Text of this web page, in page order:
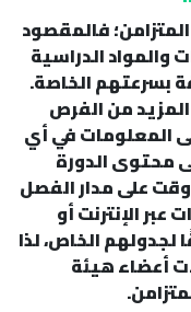
المتزامن؛ فالمقصود
والمواد الدراسية
بسرعتهم الخاصة.
من الفرص
المعلومات في أي
محتوى الدورة
وقت على مدار الفصل
الإنترنت أو
لجدولهم الخاص، لذا
أعضاء هيئة